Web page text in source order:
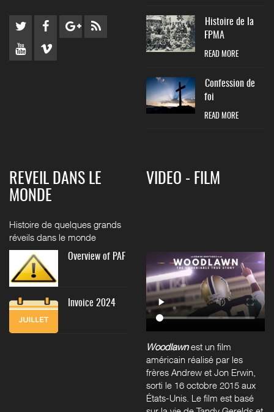
Histoire de la
FPMA
READ MORE
Confession de
foi
READ MORE
REVEIL DANS LE
MONDE
Histoire de quelques grands
réveils dans le monde
Overview of PAF
Invoice 2024
VIDEO - FILM
Woodlawnest un film
américain réalisé par les
frères Andrew et Jon Erwin
sorti le 16 octobre 2015 aux
États-Unis. Le film est basé